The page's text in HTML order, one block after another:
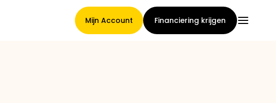
Mijn Account Financiering krijgen